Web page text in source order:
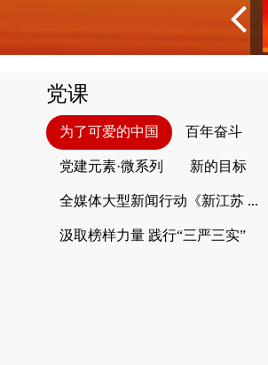
党课
为了可爱的中国 百年奋斗
党建元素·微系列 新的目标
全媒体大型新闻行动《新江苏 ...
汲取榜样力量 践行“三严三实”